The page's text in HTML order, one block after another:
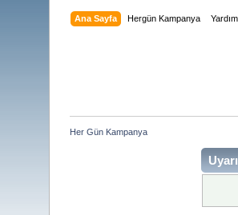
Ana Sayfa Hergün Kampanya Yardım
Her Gün Kampanya